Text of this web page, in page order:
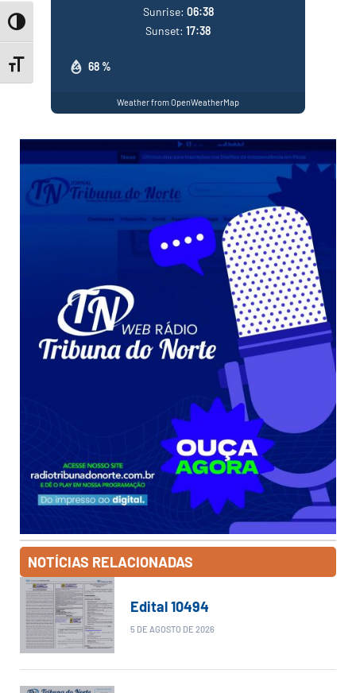
Toggle High Contrast
Toggle Font size68 %
Sunrise: 06:38
Sunset: 17:38
Weather from OpenWeatherMap
NOTÍCIAS RELACIONADAS
Edital 10494
5 DE AGOSTO DE 2026